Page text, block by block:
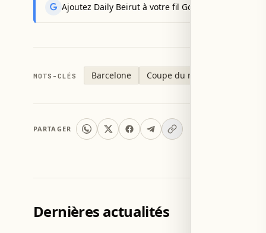
Ajoutez Daily Beirut à votre fil Google News pour
MOTS-CLÉS Barcelone Coupe du monde 2026
PARTAGER
Dernières actualités